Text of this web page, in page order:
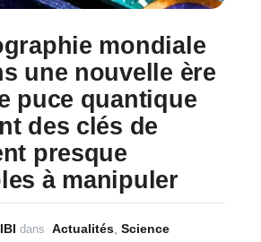
mondiale
une nouvelle ère
puce quantique
des clés de
presque
à manipuler
dans Actualités Science